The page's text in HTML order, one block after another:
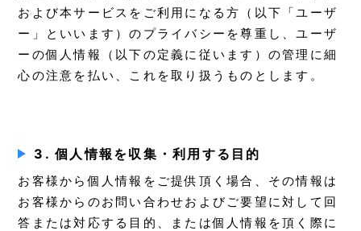
および本サービスをご利用になる方（以下「ユーザ
ー」といいます）のプライバシーを尊重し、ユーザ
ーの個人情報（以下の定義に従います）の管理に細
心の注意を払い、これを取り扱うものとします。
3. 個人情報を収集・利用する目的
お客様から個人情報をご提供頂く場合、その情報は
お客様からのお問い合わせおよびご要望に対して回
答または対応する目的、または個人情報を頂く際に